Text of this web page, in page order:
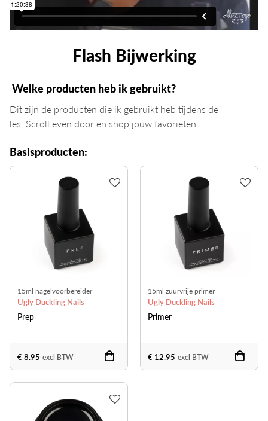
Flash Bijwerking
Welke producten heb ik gebruikt?
Dit zijn de producten die ik gebruikt heb tijdens de
les. Scroll even door en shop jouw favorieten.
Basisproducten:
15ml nagelvoorbereider
Ugly Duckling Nails
Prep
€ 8.95 excl BTW
15ml zuurvrije primer
Ugly Duckling Nails
Primer
€ 12.95 excl BTW